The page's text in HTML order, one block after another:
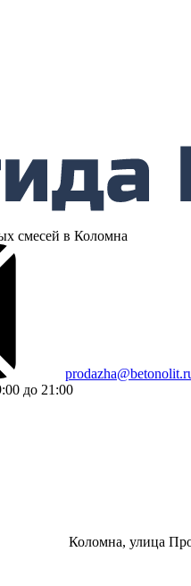
смесей в Коломна
до 21:00
Коломна, улица